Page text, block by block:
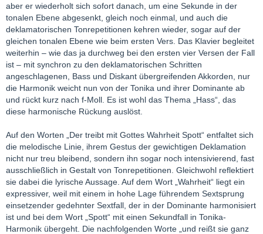
aber er wiederholt sich sofort danach, um eine Sekunde in der
tonalen Ebene abgesenkt, gleich noch einmal, und auch die
deklamatorischen Tonrepetitionen kehren wieder, sogar auf der
gleichen tonalen Ebene wie beim ersten Vers. Das Klavier begleitet
weiterhin – wie das ja durchweg bei den ersten vier Versen der Fall
ist – mit synchron zu den deklamatorischen Schritten
angeschlagenen, Bass und Diskant übergreifenden Akkorden, nur
die Harmonik weicht nun von der Tonika und ihrer Dominante ab
und rückt kurz nach f-Moll. Es ist wohl das Thema „Hass“, das
diese harmonische Rückung auslöst.
Auf den Worten „Der treibt mit Gottes Wahrheit Spott“ entfaltet sich
die melodische Linie, ihrem Gestus der gewichtigen Deklamation
nicht nur treu bleibend, sondern ihn sogar noch intensivierend, fast
ausschließlich in Gestalt von Tonrepetitionen. Gleichwohl reflektiert
sie dabei die lyrische Aussage. Auf dem Wort „Wahrheit“ liegt ein
expressiver, weil mit einem in hohe Lage führendem Sextsprung
einsetzender gedehnter Sextfall, der in der Dominante harmonisiert
ist und bei dem Wort „Spott“ mit einen Sekundfall in Tonika-
Harmonik übergeht. Die nachfolgenden Worte „und reißt sie ganz